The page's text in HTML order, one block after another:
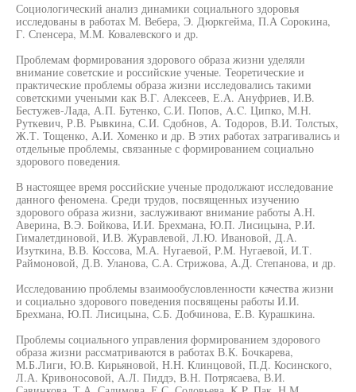
Социологический анализ динамики социального здоровья
исследованы в работах М. Вебера, Э. Дюркгейма, П.А Сорокина,
Г. Спенсера, М.М. Ковалевского и др.
Проблемам формирования здорового образа жизни уделяли
внимание советские и российские ученые. Теоретические и
практические проблемы образа жизни исследовались такими
советскими учеными как В.Г. Алексеев, Е.А. Ануфриев, И.В.
Бестужев-Лада, А.П. Бутенко, С.И. Попов, A.C. Ципко, М.Н.
Руткевич, Р.В. Рывкина, С.И. Сдобнов, А. Тодоров, В.И. Толстых,
Ж.Т. Тощенко, А.И. Хоменко и др. В этих работах затрагивались и
отдельные проблемы, связанные с формированием социально
здорового поведения.
В настоящее время российские ученые продолжают исследование
данного феномена. Среди трудов, посвященных изучению
здорового образа жизни, заслуживают внимание работы А.Н.
Аверина, В.Э. Бойкова, И.И. Брехмана, Ю.П. Лисицына, Р.И.
Гималетдиновой, И.В. Журавлевой, Л.Ю. Ивановой, Д.А.
Изуткина, В.В. Коссова, М.А. Нугаевой, P.M. Нугаевой, И.Т.
Раймоновой, Д.В. Уланова, С.А. Стрижова, А.Д. Степанова, и др.
Исследованию проблемы взаимообусловленности качества жизни
и социально здорового поведения посвящены работы И.И.
Брехмана, Ю.П. Лисицына, С.Б. Добчинова, Е.В. Курашкина.
Проблемы социального управления формированием здорового
образа жизни рассматриваются в работах В.К. Бочкарева,
М.Б.Лиги, Ю.В. Кирьяновой, H.H. Клинцовой, П.Д. Косинского,
Л.А. Кривоносовой, А.Л. Пиддэ, В.Н. Потрясаева, В.И.